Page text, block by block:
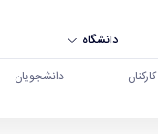
دانشگاه
کارکنان دانشجویان